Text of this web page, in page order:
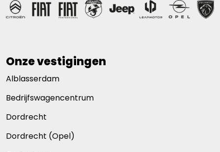
Onze vestigingen
Alblasserdam
Bedrijfswagencentrum
Dordrecht
Dordrecht (Opel)